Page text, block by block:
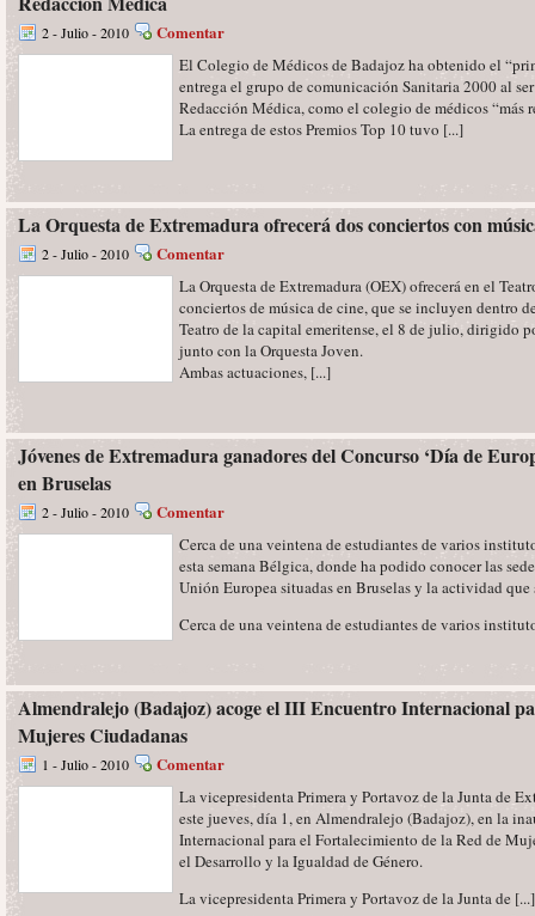
2 - Julio - 2010 Comentar
El Colegio de Médicos de Badajoz ha obtenido el
entrega el grupo de comunicación Sanitaria 2000 al
Redacción Médica, como el colegio de médicos “más
La entrega de estos Premios Top 10 tuvo [...]
La Orquesta de Extremadura ofrecerá dos conciertos con
2 - Julio - 2010 Comentar
La Orquesta de Extremadura (OEX) ofrecerá en el
conciertos de música de cine, que se incluyen dentro
Teatro de la capital emeritense, el 8 de julio, dirigido
junto con la Orquesta Joven.
Ambas actuaciones, [...]
Jóvenes de Extremadura ganadores del Concurso ‘Día de
en Bruselas
2 - Julio - 2010 Comentar
Cerca de una veintena de estudiantes de varios
esta semana Bélgica, donde ha podido conocer las
Unión Europea situadas en Bruselas y la actividad que
Cerca de una veintena de estudiantes de varios
Almendralejo (Badajoz) acoge el III Encuentro Internacional
Mujeres Ciudadanas
1 - Julio - 2010 Comentar
La vicepresidenta Primera y Portavoz de la Junta de
este jueves, día 1, en Almendralejo (Badajoz), en la
Internacional para el Fortalecimiento de la Red de
el Desarrollo y la Igualdad de Género.
La vicepresidenta Primera y Portavoz de la Junta de [...]